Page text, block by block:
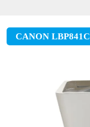
CANON LBP841C